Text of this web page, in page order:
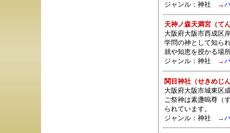
ジャンル： 神社 →
天神ノ森天満宮（て
大阪府大阪市西成区
学問の神として知ら
就や知恵を授かる場
ジャンル： 神社 →
関目神社（せきめじ
大阪府大阪市城東区
ご祭神は素盞嗚尊（
られています。
ジャンル： 神社 →